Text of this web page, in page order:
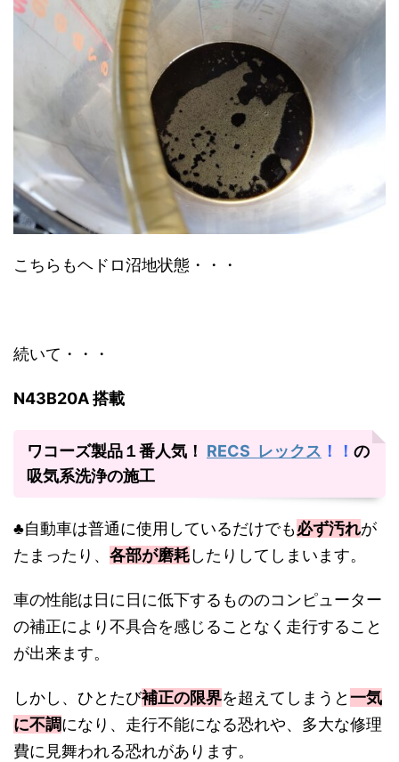
こちらもヘドロ沼地状態・・・
続いて・・・
N43B20A 搭載
ワコーズ製品１番人気！ RECS レックス ！！ の
吸気系洗浄の施工
♣自動車は普通に使用しているだけでも必ず汚れが
たまったり、 各部が磨耗したりしてしまいます。
車の性能は日に日に低下するもののコンピューター
の補正により不具合を感じることなく走行すること
が出来ます。
しかし、ひとたび補正の限界を超えてしまうと一気
に不調になり、走行不能になる恐れや、多大な修理
費に見舞われる恐れがあります。